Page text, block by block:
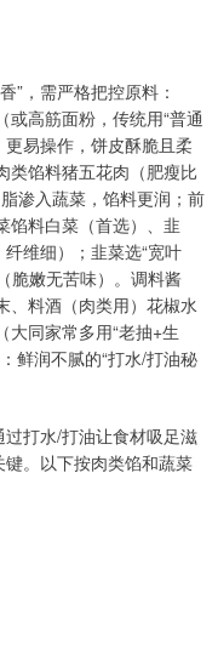
”，需严格把控原料：
高筋面粉，传统用“普通
易操作，饼皮酥脆且柔
类馅料猪五花肉（肥瘦比
渗入蔬菜，馅料更润；前
馅料白菜（首选）、韭
维细）；韭菜选“宽叶
脆嫩无苦味）。调料酱
、料酒（肉类用）花椒水
同家常多用“老抽+生
鲜润不腻的“打水/打油秘
过打水/打油让食材吸足滋
键。以下按肉类馅和蔬菜